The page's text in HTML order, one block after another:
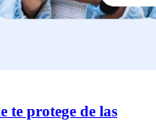
te protege de las